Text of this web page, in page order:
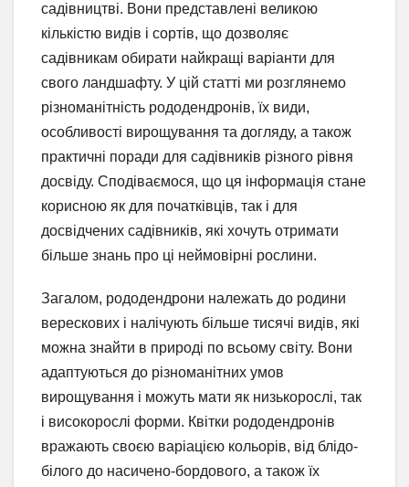
садівництві. Вони представлені великою
кількістю видів і сортів, що дозволяє
садівникам обирати найкращі варіанти для
свого ландшафту. У цій статті ми розглянемо
різноманітність рододендронів, їх види,
особливості вирощування та догляду, а також
практичні поради для садівників різного рівня
досвіду. Сподіваємося, що ця інформація стане
корисною як для початківців, так і для
досвідчених садівників, які хочуть отримати
більше знань про ці неймовірні рослини.
Загалом, рододендрони належать до родини
верескових і налічують більше тисячі видів, які
можна знайти в природі по всьому світу. Вони
адаптуються до різноманітних умов
вирощування і можуть мати як низькорослі, так
і високорослі форми. Квітки рододендронів
вражають своєю варіацією кольорів, від блідо-
білого до насичено-бордового, а також їх